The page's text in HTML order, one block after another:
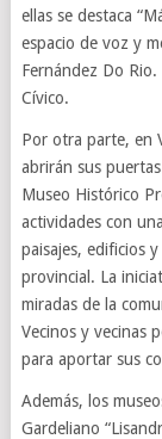
ellas se destaca
espacio de voz y
Fernández Do
Cívico.
Por otra parte, en
abrirán sus
Museo Histórico
actividades con
paisajes, edificios
provincial. La
miradas de la
Vecinos y vecinas
para aportar sus
Además, los
Gardeliano